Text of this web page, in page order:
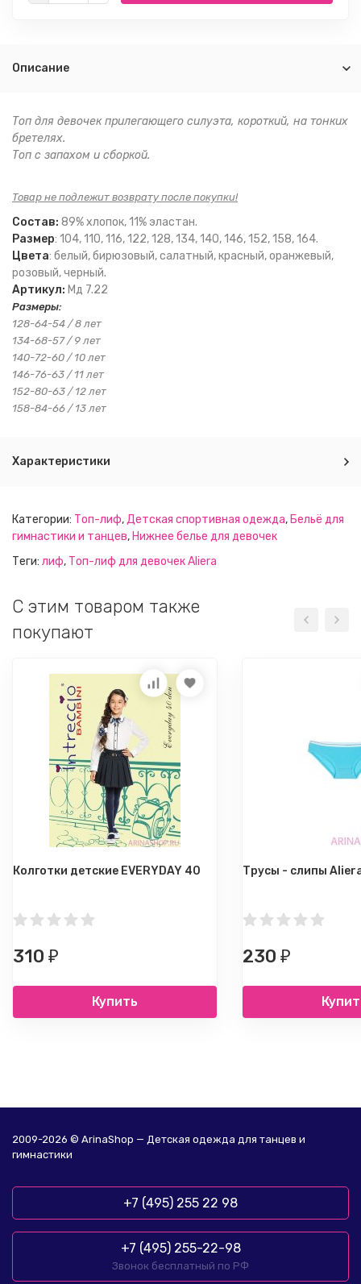
Описание
Топ для девочек прилегающего силуэта, короткий, на тонких
бретелях.
Топ с запахом и сборкой.
Товар не подлежит возврату после покупки!
Состав: 89% хлопок, 11% эластан.
Размер: 104, 110, 116, 122, 128, 134, 140, 146, 152, 158, 164.
Цвета: белый, бирюзовый, салатный, красный, оранжевый,
розовый, черный.
Артикул: Мд 7.22
Размеры:
128-64-54 / 8 лет
134-68-57 / 9 лет
140-72-60 / 10 лет
146-76-63 / 11 лет
152-80-63 / 12 лет
158-84-66 / 13 лет
Характеристики
Категории: Топ-лиф,Детская спортивная одежда, Бельё для
гимнастики и танцев, Нижнее белье для девочек
Теги: лиф, Топ-лиф для девочек Aliera
C этим товаром также
покупают
Колготки детские EVERYDAY 40
310 ₽
Купить
Трусы - слипы
230 ₽
2009-2026 © ArinaShop — Детская одежда для танцев и
гимнастики
+7 (495) 255 22 98
+7 (495) 255-22-98
Звонок бесплатный по РФ